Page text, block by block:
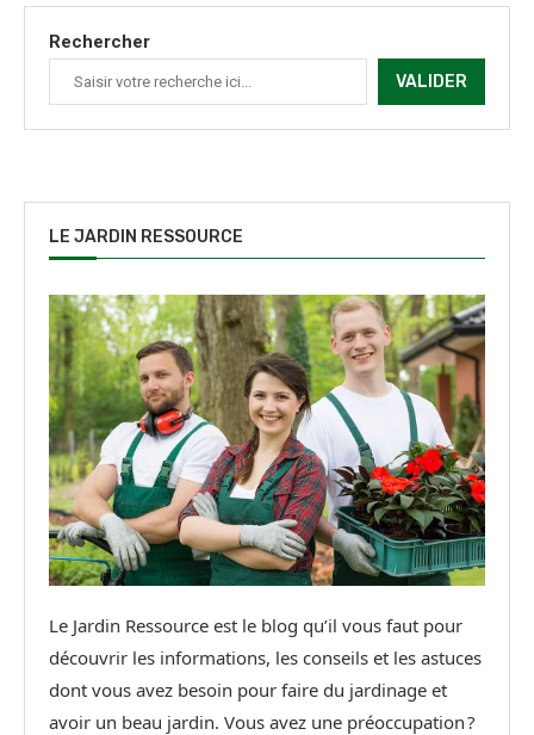
Rechercher
VALIDER
LE JARDIN RESSOURCE
Le Jardin Ressource est le blog qu’il vous faut pour
découvrir les informations, les conseils et les astuces
dont vous avez besoin pour faire du jardinage et
avoir un beau jardin. Vous avez une préoccupation ?